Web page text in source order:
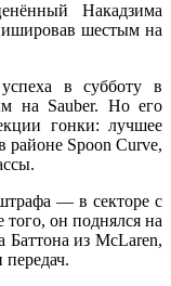
Накадзима
шестым на
в субботу в
на Sauber. Но его
гонки: лучшее
районе Spoon Curve,
— в секторе с
он поднялся на
из McLaren,
передач.